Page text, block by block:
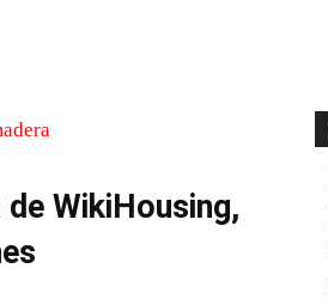
WikiHousing,